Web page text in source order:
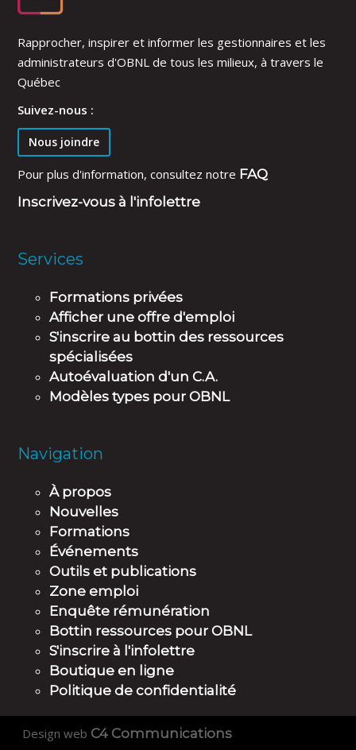
Rapprocher, inspirer et informer les gestionnaires et les
administrateurs d'OBNL de tous les milieux, à travers le
Québec
Suivez-nous :
Nous joindre
Pour plus d'information, consultez notre FAQ
Inscrivez-vous à l'infolettre
Services
Formations privées
Afficher une offre d'emploi
S'inscrire au bottin des ressources
spécialisées
Autoévaluation d'un C.A.
Modèles types pour OBNL
Navigation
À propos
Nouvelles
Formations
Événements
Outils et publications
Zone emploi
Enquête rémunération
Bottin ressources pour OBNL
S'inscrire à l'infolettre
Boutique en ligne
Politique de confidentialité
Design web C4 Communications